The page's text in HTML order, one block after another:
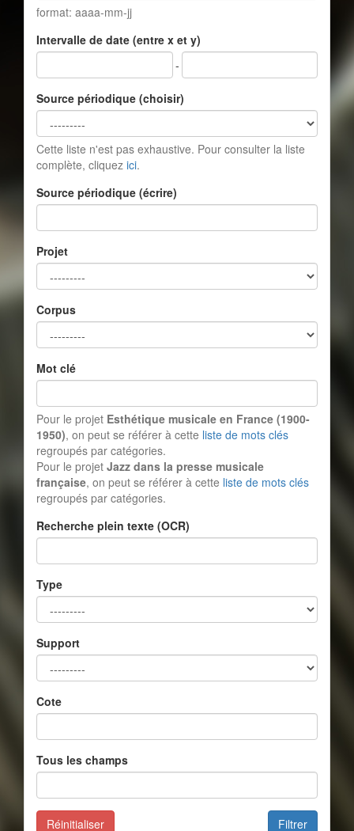
format: aaaa-mm-jj
Intervalle de date (entre x et y)
-
Source périodique (choisir)
Cette liste n'est pas exhaustive. Pour consulter la liste
complète, cliquez ici.
Source périodique (écrire)
Projet
Corpus
Mot clé
Pour le projet Esthétique musicale en France (1900-
1950), on peut se référer à cette liste de mots clés
regroupés par catégories.
Pour le projet Jazz dans la presse musicale
française, on peut se référer à cette liste de mots clés
regroupés par catégories.
Recherche plein texte (OCR)
Type
Support
Cote
Tous les champs
Filtrer
Réinitialiser